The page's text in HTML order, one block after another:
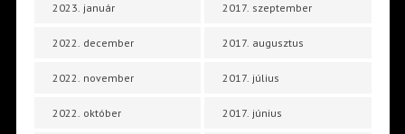
2023. január
2022. december
2022. november
2022. október
2017. szeptember
2017. augusztus
2017. július
2017. június